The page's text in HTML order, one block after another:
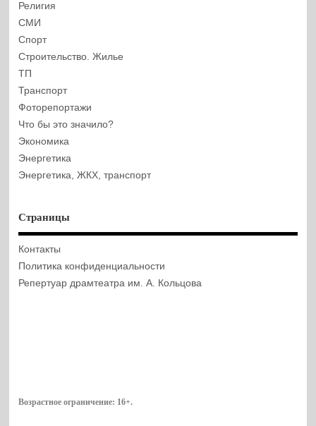
Религия
СМИ
Спорт
Строительство. Жилье
ТП
Транспорт
Фоторепортажи
Что бы это значило?
Экономика
Энергетика
Энергетика, ЖКХ, транспорт
Страницы
Контакты
Политика конфиденциальности
Репертуар драмтеатра им. А. Кольцова
Возрастное ограничение: 16+.